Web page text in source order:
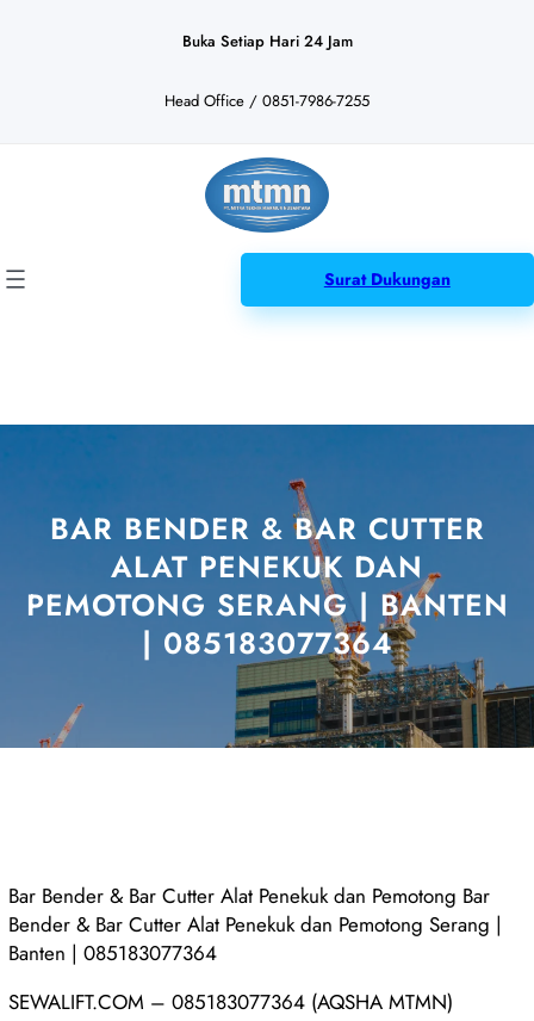
Buka Setiap Hari 24 Jam
Head Office / 0851-7986-7255
Surat Dukungan
BAR BENDER & BAR CUTTER
ALAT PENEKUK DAN
PEMOTONG SERANG | BANTEN
| 085183077364
Bar Bender & Bar Cutter Alat Penekuk dan Pemotong Bar
Bender & Bar Cutter Alat Penekuk dan Pemotong Serang |
Banten | 085183077364
SEWALIFT.COM – 085183077364 (AQSHA MTMN)